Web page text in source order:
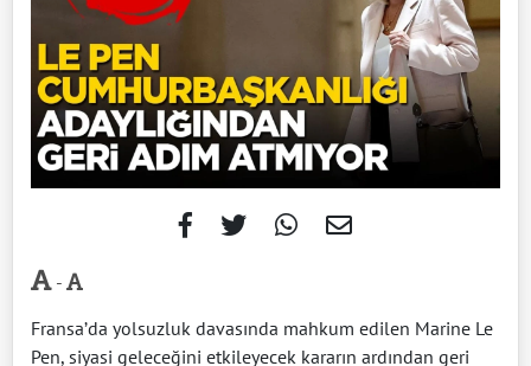
-
Fransa’da yolsuzluk davasında mahkum edilen Marine Le
Pen, siyasi geleceğini etkileyecek kararın ardından geri